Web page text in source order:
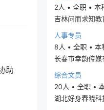
2人 • 全职 • 本
吉林问而求知
人事专员
8人 • 全职 •
长春市幸韵传媒
综合文员
20人 • 全职 •
湖北好身春晓
助